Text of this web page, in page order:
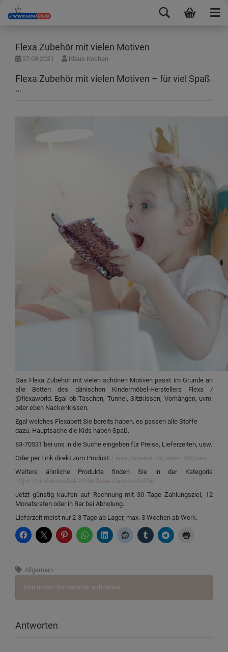
Flexa Zubehör mit vielen Motiven
27.09.2021 Klaus Kochan
Flexa Zubehör mit vielen Motiven – für viel Spaß
…
Das Flexa Zubehör mit vielen schönen Motiven passt im Grunde an
alle Betten des dänischen Kindermöbel-Herstellers Flexa /
@flexaworld. Egal ob Taschen, Tunnel, Sitzkissen, Vorhängen, uvm.
oder eben Nackenkissen.
Egal welches Flexabett Sie bereits haben, es passen alle Stoffe
dazu. Hauptsache die Kids haben Spaß.
83-70531 bei uns in die Suche eingeben für Preise, Lieferzeiten, usw.
Oder per Link direkt zum Produkt: Flexa Zubehör mit vielen Motiven.
Weitere ähnliche Produkte finden Sie in der Kategorie
https://kindermoebel-24.de/flexa-classic-stoffe/
Jetzt günstig kaufen auf Rechnung mit 30 Tage Zahlungsziel, 12
Monatsraten oder in Bar bei Abholung.
Lieferzeit meist nur 2-3 Tage ab Lager, max. 3 Wochen ab Werk.
Allgemein
Den ersten Kommentar schreiben.
Antworten